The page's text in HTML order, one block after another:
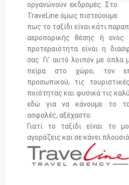
οργανώνουν εκδρομές. Στο
TraveLine όμως πιστεύουμε
πως το ταξίδι είναι κάτι
αεροπορικής θέσης ή ενός
προτεραιότητα είναι η
σας. Γι’ αυτό λοιπόν με όπλα
πείρα στο χώρο, τον
προσωπικού, τις
ποιότητας και φυσικά τις
εδώ για να κάνουμε το
ασφαλές, αξέχαστο.
Γιατί το ταξίδι είναι το
αγοράζεις και σε κάνει